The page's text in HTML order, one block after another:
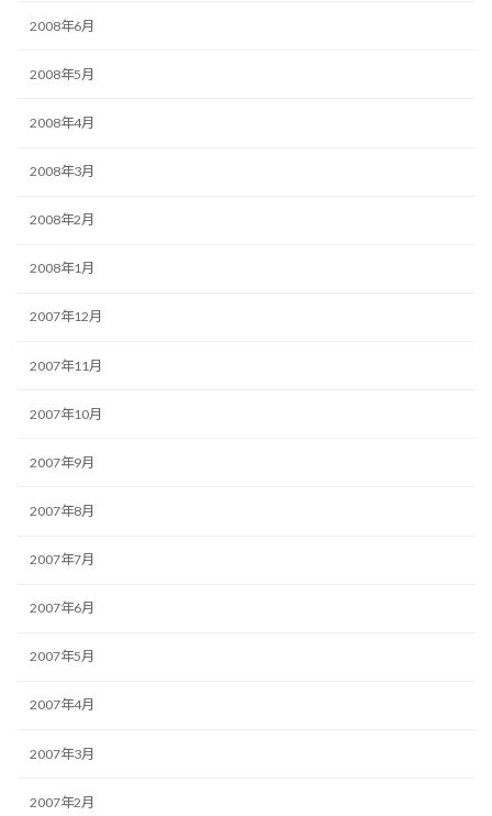
2008年6月
2008年5月
2008年4月
2008年3月
2008年2月
2008年1月
2007年12月
2007年11月
2007年10月
2007年9月
2007年8月
2007年7月
2007年6月
2007年5月
2007年4月
2007年3月
2007年2月